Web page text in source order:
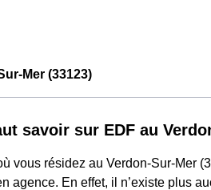
Mer (33123)
savoir sur EDF au
vous résidez au Verdon-Sur-Mer
agence. En effet, il n’existe plus